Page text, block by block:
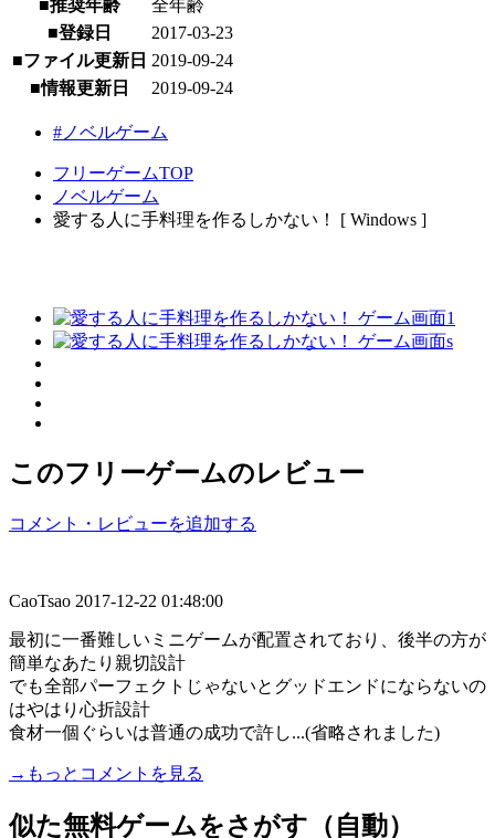
■推奨年齢
全年齢
■登録日
2017-03-23
■ファイル更新日 2019-09-24
■情報更新日
2019-09-24
#ノベルゲーム
フリーゲームTOP
ノベルゲーム
愛する人に手料理を作るしかない！ [ Windows ]
このフリーゲームのレビュー
コメント・レビューを追加する
CaoTsao 2017-12-22 01:48:00
最初に一番難しいミニゲームが配置されており、後半の方が
簡単なあたり親切設計
でも全部パーフェクトじゃないとグッドエンドにならないの
はやはり心折設計
食材一個ぐらいは普通の成功で許し...(省略されました)
→もっとコメントを見る
似た無料ゲームをさがす（自動）